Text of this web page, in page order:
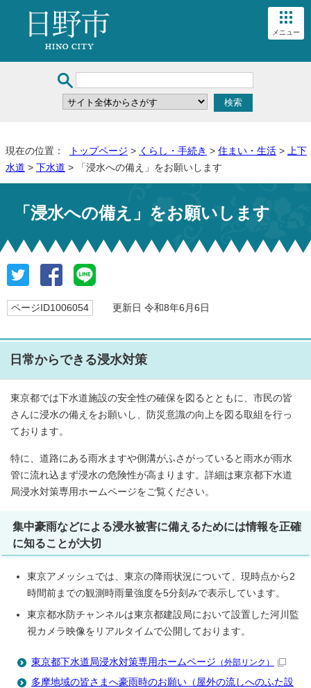
メニュー
現在の位置： トップページ > くらし・手続き > 住まい・生活 > 上下
水道 > 下水道 > 「浸水への備え」をお願いします
「浸水への備え」をお願いします
ページID1006054 更新日 令和8年6月6日
日常からできる浸水対策
東京都では下水道施設の安全性の確保を図るとともに、市民の皆
さんに浸水の備えをお願いし、防災意識の向上を図る取組を行っ
ております。
特に、道路にある雨水ますや側溝がふさがっていると雨水が雨水
管に流れ込まず浸水の危険性が高まります。詳細は東京都下水道
局浸水対策専用ホームページをご覧ください。
集中豪雨などによる浸水被害に備えるためには情報を正確
に知ることが大切
東京アメッシュでは、東京の降雨状況について、現時点から2
時間前までの観測時雨量強度を5分刻みで表示しています。
東京都水防チャンネルは東京都建設局において設置した河川監
視カメラ映像をリアルタイムで公開しております。
東京都下水道局浸水対策専用ホームページ （外部リンク）
多摩地域の皆さまへ豪雨時のお願い（屋外の流しへのふた設